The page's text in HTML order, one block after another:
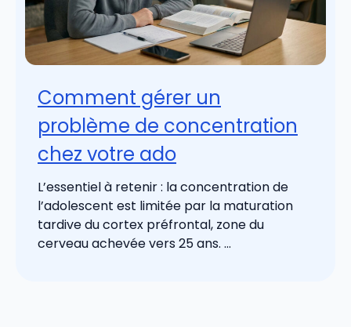
Comment gérer un
problème de concentration
chez votre ado
L’essentiel à retenir : la concentration de
l’adolescent est limitée par la maturation
tardive du cortex préfrontal, zone du
cerveau achevée vers 25 ans. ...